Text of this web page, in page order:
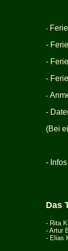
-
-
-
-
-
-
(Bei
-
Das
- Rita
- Artur
- Elias